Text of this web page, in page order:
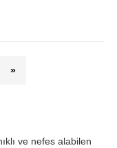
»
ve nefes alabilen